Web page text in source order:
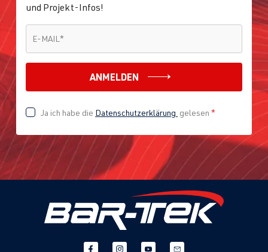
und Projekt-Infos!
E-MAIL *
ANMELDEN
Ja ich habe die Datenschutzerklärung gelesen *